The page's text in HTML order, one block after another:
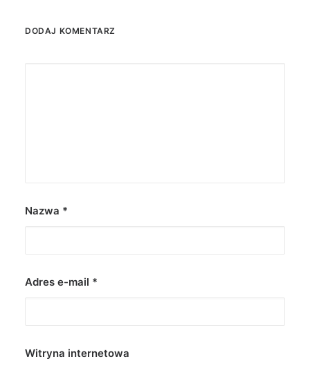
DODAJ KOMENTARZ
Nazwa *
Adres e-mail *
Witryna internetowa